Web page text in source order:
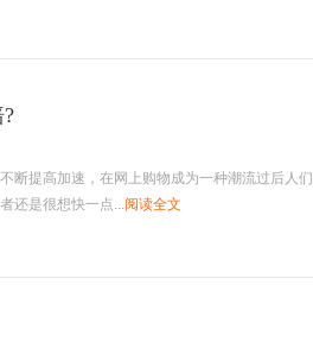
提高加速，在网上购物成为一种潮流过后人们
还是很想快一点...阅读全文